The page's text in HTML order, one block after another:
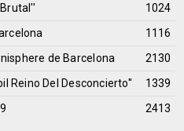
1024
1116
de Barcelona
2130
Reino Del Desconcierto''
1339
2413